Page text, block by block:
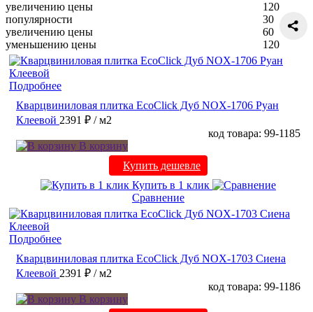
увеличению цены
популярности
увеличению цены
уменьшению цены
120
30
60
120
Подробнее
Кварцвиниловая плитка EcoClick Дуб NOX-1706 Руан
Клеевой 2391 ₽ / м2
код товара: 99-1185
В корзину
Купить дешевле
Купить в 1 клик
Сравнение
Подробнее
Кварцвиниловая плитка EcoClick Дуб NOX-1703 Сиена
Клеевой 2391 ₽ / м2
код товара: 99-1186
В корзину